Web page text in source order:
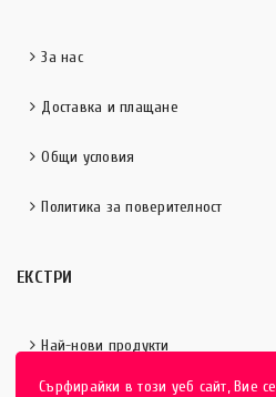
Сърфирайки в този уеб сайт, Вие се
За нас
Доставка и плащане
Общи условия
Политика за поверителност
ЕКСТРИ
Най-нови продукти